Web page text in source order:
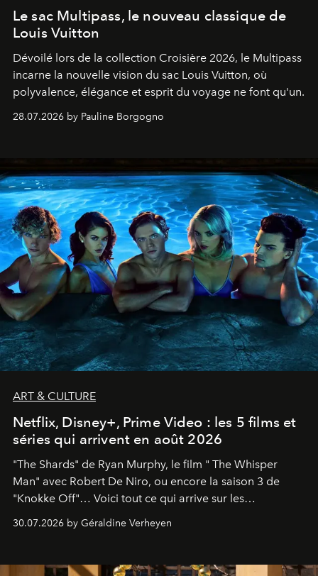
Le sac Multipass, le nouveau classique de
Louis Vuitton
Dévoilé lors de la collection Croisière 2026, le Multipass
incarne la nouvelle vision du sac Louis Vuitton, où
polyvalence, élégance et esprit du voyage ne font qu'un.
28.07.2026 by Pauline Borgogno
ART & CULTURE
Netflix, Disney+, Prime Video : les 5 films et
séries qui arrivent en août 2026
"The Shards" de Ryan Murphy, le film " The Whisper
Man" avec Robert De Niro, ou encore la saison 3 de
"Knokke Off"… Voici tout ce qui arrive sur les
plateformes de streaming en août 2026.
30.07.2026 by Géraldine Verheyen